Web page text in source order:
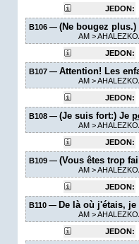
JEDON:
B106 — (Ne bougez
AM>
JEDON:
B107 — Attention! Les
AM>
JEDON:
B108 — (Je suis fort:) Je
AM>
JEDON:
B109 — (Vous êtes trop
AM>
JEDON:
B110 — De là où j'étais, je
AM>
JEDON: